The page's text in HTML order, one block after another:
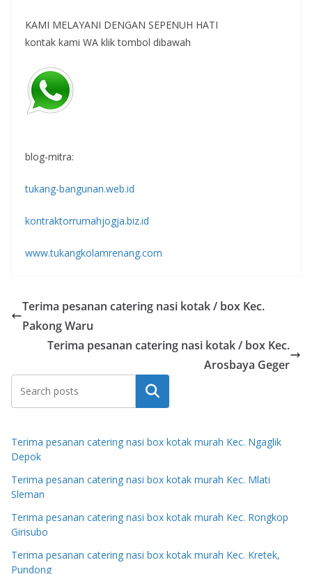
KAMI MELAYANI DENGAN SEPENUH HATI
kontak kami WA klik tombol dibawah
blog-mitra:
tukang-bangunan.web.id
kontraktorrumahjogja.biz.id
www.tukangkolamrenang.com
Terima pesanan catering nasi kotak / box Kec.
Pakong Waru
Terima pesanan catering nasi kotak / box Kec.
Arosbaya Geger
Search
Terima pesanan catering nasi box kotak murah Kec. Ngaglik
Depok
Terima pesanan catering nasi box kotak murah Kec. Mlati
Sleman
Terima pesanan catering nasi box kotak murah Kec. Rongkop
Girisubo
Terima pesanan catering nasi box kotak murah Kec. Kretek,
Pundong